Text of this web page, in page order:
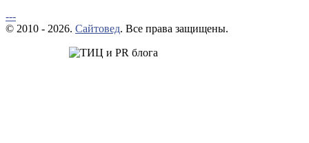
---
© 2010 - 2026. Сайтовед. Все права защищены.